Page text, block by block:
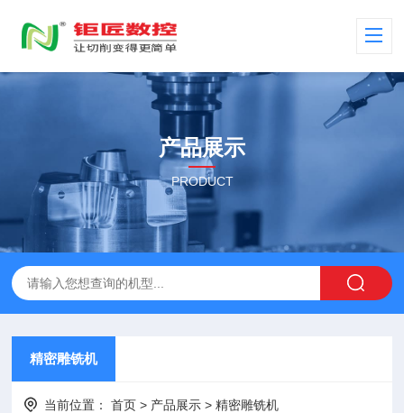
产品展示
PRODUCT
精密雕铣机
当前位置：首页 > 产品展示 >精密雕铣机